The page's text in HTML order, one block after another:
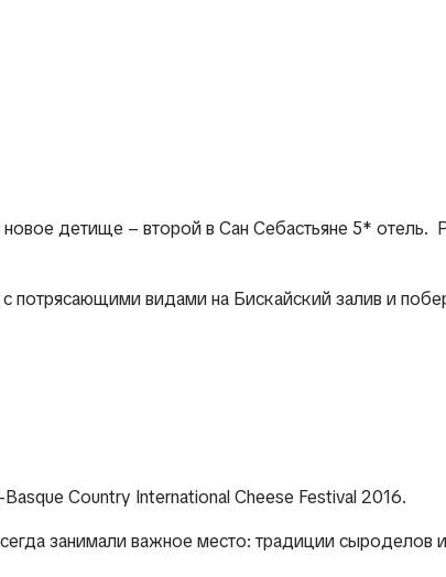
детище – второй в Сан Себастьяне 5* отель.
потрясающими видами на Бискайский залив и
Country International Cheese Festival 2016.
занимали важное место: традиции сыроделов